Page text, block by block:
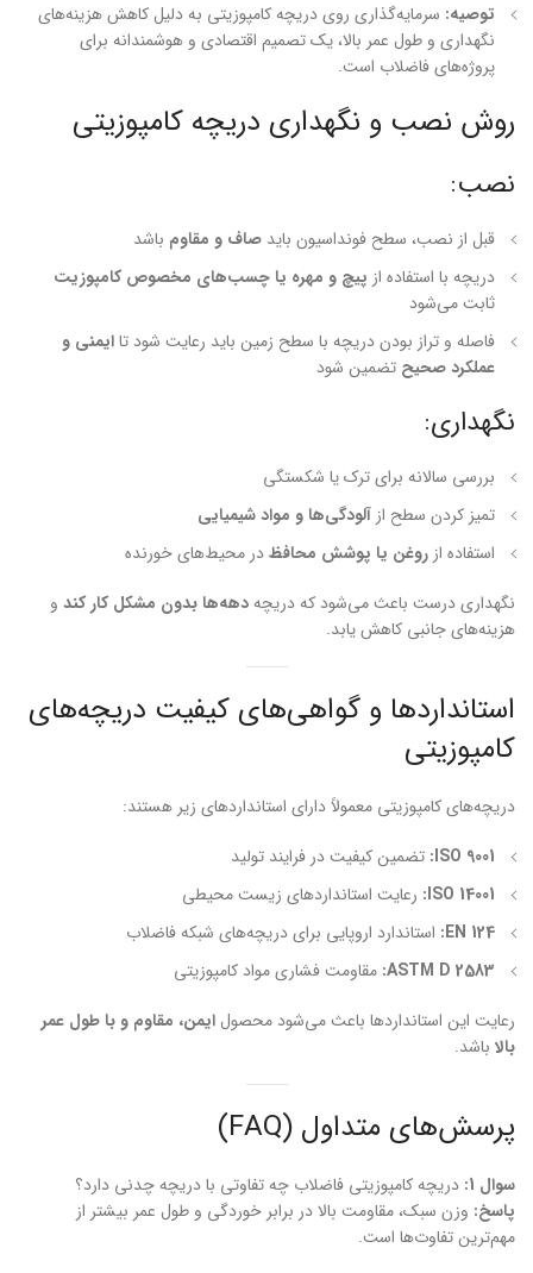
توصیه: سرمایه‌گذاری روی دریچه کامپوزیتی به دلیل کاهش هزینه‌های
نگهداری و طول عمر بالا، یک تصمیم اقتصادی و هوشمندانه برای
پروژه‌های فاضلاب است.
روش نصب و نگهداری دریچه کامپوزیتی
نصب:
قبل از نصب، سطح فونداسیون باید صاف و مقاوم باشد
دریچه با استفاده از پیچ و مهره یا چسب‌های مخصوص کامپوزیت
ثابت می‌شود
فاصله و تراز بودن دریچه با سطح زمین باید رعایت شود تاایمنی و
عملکرد صحیح تضمین شود
نگهداری:
بررسی سالانه برای ترک یا شکستگی
تمیز کردن سطح از آلودگی‌ها و مواد شیمیایی
استفاده از روغن یا پوشش محافظدر محیط‌های خورنده
نگهداری درست باعث می‌شود که دریچهدهه‌ها بدون مشکل کار کند و
هزینه‌های جانبی کاهش یابد.
استانداردها و گواهی‌های کیفیت دریچه‌های
کامپوزیتی
دریچه‌های کامپوزیتی معمولاً دارای استانداردهای زیر هستند:
ISO 9001: تضمین کیفیت در فرایند تولید
ISO 14001: رعایت استانداردهای زیست محیطی
EN 124: استاندارد اروپایی برای دریچه‌های شبکه فاضلاب
ASTM D 2583: مقاومت فشاری مواد کامپوزیتی
رعایت این استانداردها باعث می‌شود محصول ایمن، مقاوم و با طول عمر
بالا باشد.
پرسش‌های متداول (FAQ)
سوال 1:
دریچه کامپوزیتی فاضلاب چه تفاوتی با دریچه چدنی دارد؟
پاسخ: وزن سبک، مقاومت بالا در برابر خوردگی و طول عمر بیشتر از
مهم‌ترین تفاوت‌ها است.